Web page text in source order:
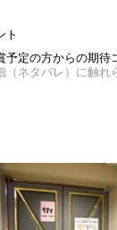
ト
定の方からの期
ネタバレ）に触れ